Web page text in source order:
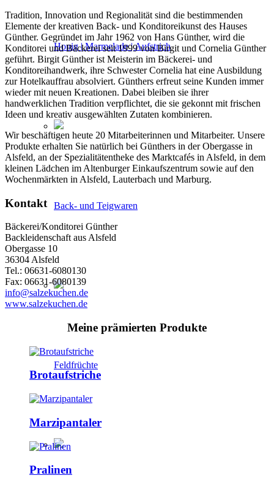
Honig | Marmelade | Aufstrich
Back- und Teigwaren
Feldfrüchte
Tradition, Innovation und Regionalität sind die bestimmenden
Elemente der kreativen Back- und Konditoreikunst des Hauses
Günther. Gegründet im Jahr 1962 von Hans Günther, wird die
Konditorei und Bäckerei seit 1999 von Birgit und Cornelia Günther
geführt. Birgit Günther ist Meisterin im Bäckerei- und
Konditoreihandwerk, ihre Schwester Cornelia hat eine Ausbildung
zur Hotelkauffrau absolviert. Günthers erfreut seine Kunden immer
wieder mit neuen Kreationen. Dabei bleiben sie ihrer
handwerklichen Tradition verpflichtet, die sie gekonnt mit frischen
Ideen und kreativ ausgewählten Zutaten kombinieren.
Wir beschäftigen heute 20 Mitarbeiterinnen und Mitarbeiter. Unsere
Produkte erhalten Sie natürlich bei Günthers in der Obergasse in
Alsfeld, an der Spezialitätentheke des Marktcafés in Alsfeld, in dem
kleinen Lädchen im Altenburger Einkaufszentrum sowie auf den
Wochenmärkten in Alsfeld, Lauterbach und Marburg.
Kontakt
Bäckerei/Konditorei Günther
Backleidenschaft aus Alsfeld
Obergasse 10
36304 Alsfeld
Tel.: 06631-6080130
Fax: 06631-6080139
info@salzekuchen.de
www.salzekuchen.de
Meine prämierten Produkte
Brotaufstriche
Marzipantaler
Pralinen